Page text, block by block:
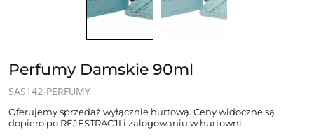
Perfumy Damskie 90ml
SAS142-PERFUMY
Oferujemy sprzedaż wyłącznie hurtową. Ceny widoczne są
dopiero po REJESTRACJI i zalogowaniu w hurtowni.